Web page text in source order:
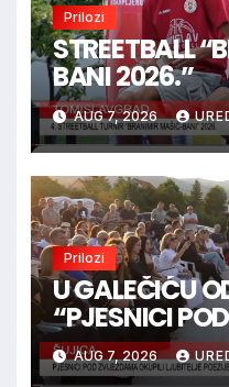
Prilozi
STREETBALL
BANI 2026.”
AUG 7, 2026
Prilozi
U GALEČIĆU
“PJESNICI
AUG 7, 2026